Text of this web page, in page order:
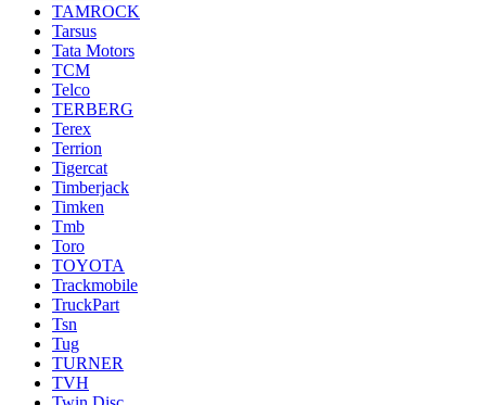
TAMROCK
Tarsus
Tata Motors
TCM
Telco
TERBERG
Terex
Terrion
Tigercat
Timberjack
Timken
Tmb
Toro
TOYOTA
Trackmobile
TruckPart
Tsn
Tug
TURNER
TVH